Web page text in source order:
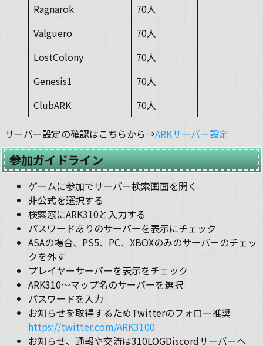
Ragnarok
70人
Valguero
70人
LostColony
70人
Genesis1
70人
ClubARK
70人
サーバー設定の確認はこちらから→ARKサーバー設定
参加ガイドライン
ゲームに参加でサーバー検索画面を開く
非公式を選択する
検索窓にARK310と入力する
パスワードありのサーバーを表示にチェック
ASAの場合、PS5、PC、XBOXのみのサーバーのチェッ
クを外す
プレイヤーサーバーを表示をチェック
ARK310～マップ名のサーバーを選択
パスワードを入力
お知らせを取得するためTwitterのフォロー推奨
https://twitter.com/ARK3100
お知らせ、通報や交流は310LOGDiscordサーバーへ